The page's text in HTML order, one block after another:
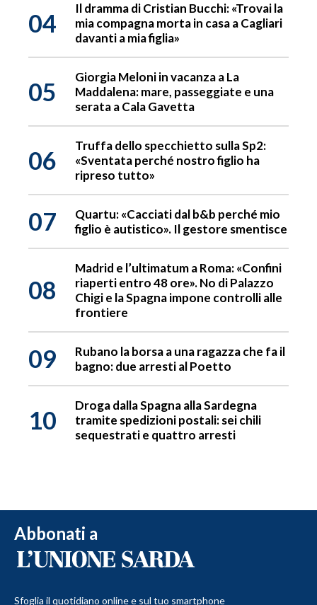
04
Il dramma di Cristian Bucchi: «Trovai la
mia compagna morta in casa a Cagliari
davanti a mia figlia»
05
Giorgia Meloni in vacanza a La
Maddalena: mare, passeggiate e una
serata a Cala Gavetta
06
Truffa dello specchietto sulla Sp2:
«Sventata perché nostro figlio ha
ripreso tutto»
07
Quartu: «Cacciati dal b&b perché mio
figlio è autistico». Il gestore smentisce
08
Madrid e l’ultimatum a Roma: «Confini
riaperti entro 48 ore». No di Palazzo
Chigi e la Spagna impone controlli alle
frontiere
09
Rubano la borsa a una ragazza che fa il
bagno: due arresti al Poetto
10
Droga dalla Spagna alla Sardegna
tramite spedizioni postali: sei chili
sequestrati e quattro arresti
Abbonati a
Sfoglia il quotidiano online e sul tuo smartphone